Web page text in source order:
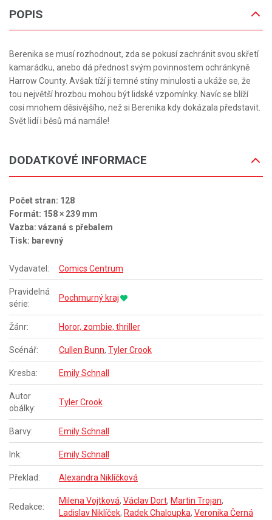
POPIS
Berenika se musí rozhodnout, zda se pokusí zachránit svou skřetí
kamarádku, anebo dá přednost svým povinnostem ochránkyně
Harrow County. Avšak tíží ji temné stíny minulosti a ukáže se, že
tou největší hrozbou mohou být lidské vzpomínky. Navíc se blíží
cosi mnohem děsivějšího, než si Berenika kdy dokázala představit.
Svět lidí i běsů má namále!
DODATKOVÉ INFORMACE
Počet stran: 128
Formát: 158 × 239 mm
Vazba: vázaná s přebalem
Tisk: barevný
Vydavatel: Comics Centrum
Pravidelná
série:
Pochmurný kraj
Žánr: Horor, zombie, thriller
Scénář: Cullen Bunn, Tyler Crook
Kresba: Emily Schnall
Autor
obálky:
Tyler Crook
Barvy: Emily Schnall
Ink: Emily Schnall
Překlad: Alexandra Niklíčková
Redakce:
Milena Vojtková, Václav Dort, Martin Trojan,
Ladislav Niklíček, Radek Chaloupka, Veronika Černá